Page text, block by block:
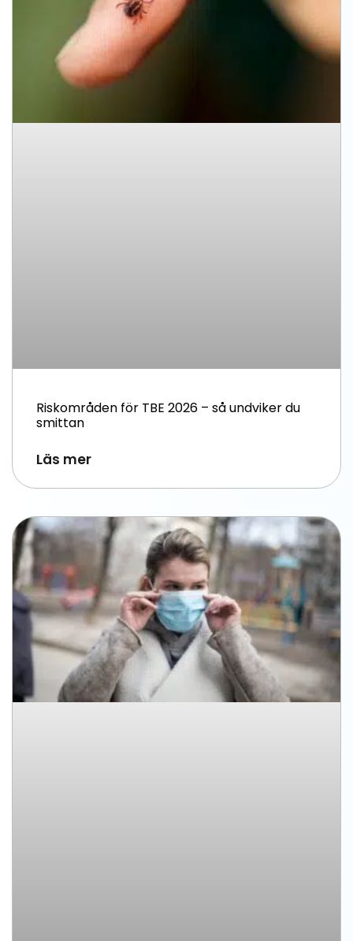
Riskområden för TBE 2026 – så undviker du
smittan
Läs mer